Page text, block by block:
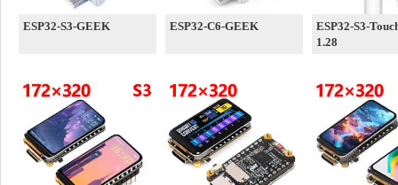
ESP32-S3-GEEK ESP32-C6-GEEK
ESP32-S3-
1.28